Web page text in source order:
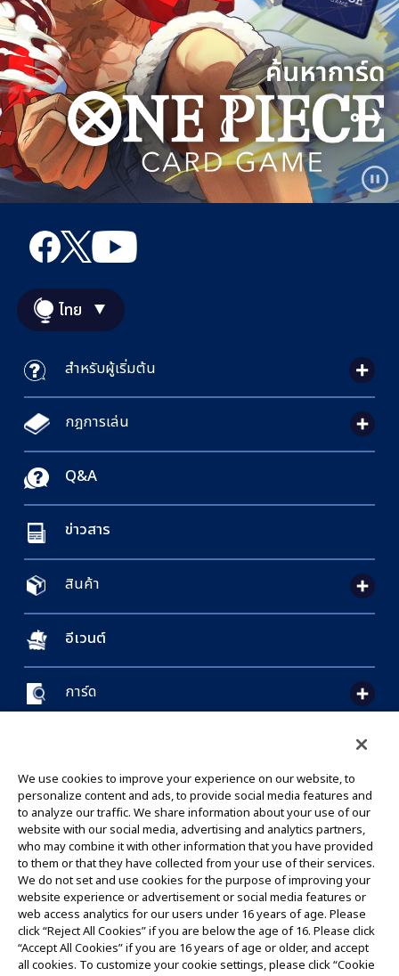
ไทย
สำหรับผู้เริ่มต้น
กฎการเล่น
Q&A
ข่าวสาร
สินค้า
อีเวนต์
การ์ด
GLOBAL ENTRANCE
©Eiichiro Oda/Shueisha
©Eiichiro Oda/Shueisha, Toei Animation
ห้ามคัดลอกรูปภาพ,ข้อความและข้อมูลทั้งหมดในเว็บไซต์นี้โดยไม่ได้รับอนุญาต
โปรดทราบว่ารูปภาพในเว็บไซต์นี้อาจแตกต่างจากสินค้าจริงที่อยู่ระหว่างการพัฒนา
*Apple และโลโก้ Apple เป็นเครื่องหมายการค้าของบริษัท Apple Inc.
We use cookies to improve your experience on our website, to
personalize content and ads, to provide social media features and
to analyze our traffic. We share information about your use of our
website with our social media, advertising and analytics partners,
who may combine it with other information that you have provided
to them or that they have collected from your use of their services.
We do not set and use cookies for the purpose of improving your
website experience or advertisement or social media features or
web access analytics for our users under 16 years of age. Please
click “Reject All Cookies” if you are below the age of 16. Please click
“Accept All Cookies” if you are 16 years of age or older, and accept
all cookies. To customize your cookie settings, please click “Cookie